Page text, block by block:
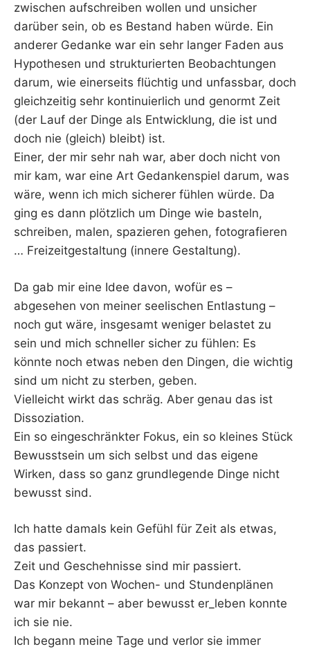
zwischen aufschreiben wollen und unsicher
darüber sein, ob es Bestand haben würde. Ein
anderer Gedanke war ein sehr langer Faden aus
Hypothesen und strukturierten Beobachtungen
darum, wie einerseits flüchtig und unfassbar, doch
gleichzeitig sehr kontinuierlich und genormt Zeit
(der Lauf der Dinge als Entwicklung, die ist und
doch nie (gleich) bleibt) ist.
Einer, der mir sehr nah war, aber doch nicht von
mir kam, war eine Art Gedankenspiel darum, was
wäre, wenn ich mich sicherer fühlen würde. Da
ging es dann plötzlich um Dinge wie basteln,
schreiben, malen, spazieren gehen, fotografieren
… Freizeitgestaltung (innere Gestaltung).
Da gab mir eine Idee davon, wofür es –
abgesehen von meiner seelischen Entlastung –
noch gut wäre, insgesamt weniger belastet zu
sein und mich schneller sicher zu fühlen: Es
könnte noch etwas neben den Dingen, die wichtig
sind um nicht zu sterben, geben.
Vielleicht wirkt das schräg. Aber genau das ist
Dissoziation.
Ein so eingeschränkter Fokus, ein so kleines Stück
Bewusstsein um sich selbst und das eigene
Wirken, dass so ganz grundlegende Dinge nicht
bewusst sind.
Ich hatte damals kein Gefühl für Zeit als etwas,
das passiert.
Zeit und Geschehnisse sind mir passiert.
Das Konzept von Wochen- und Stundenplänen
war mir bekannt – aber bewusst er_leben konnte
ich sie nie.
Ich begann meine Tage und verlor sie immer